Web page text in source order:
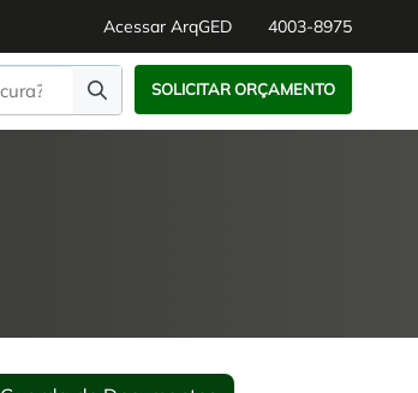
Acessar ArqGED 4003-8975
SOLICITAR ORÇAMENTO